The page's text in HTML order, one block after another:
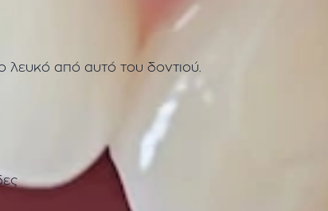
λευκό από αυτό του δοντιού.